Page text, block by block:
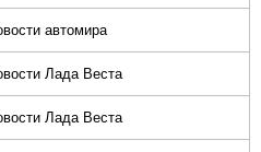
автомира
Лада Веста
Лада Веста